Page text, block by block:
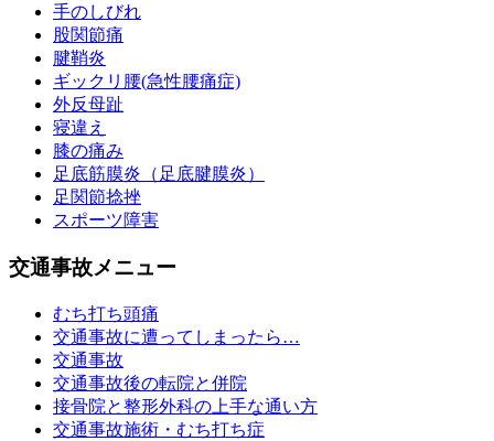
手のしびれ
股関節痛
腱鞘炎
ギックリ腰(急性腰痛症)
外反母趾
寝違え
膝の痛み
足底筋膜炎（足底腱膜炎）
足関節捻挫
スポーツ障害
交通事故メニュー
むち打ち頭痛
交通事故に遭ってしまったら…
交通事故
交通事故後の転院と併院
接骨院と整形外科の上手な通い方
交通事故施術・むち打ち症